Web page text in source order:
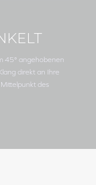
45° angehobenen
direkt an Ihre
des